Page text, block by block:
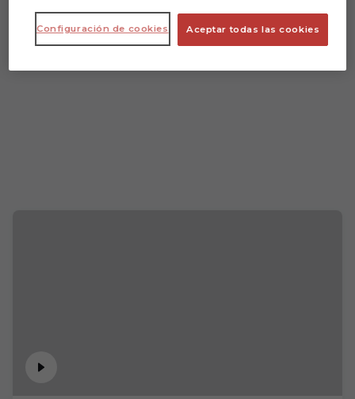
Aceptar todas las cookies
Configuración de cookies